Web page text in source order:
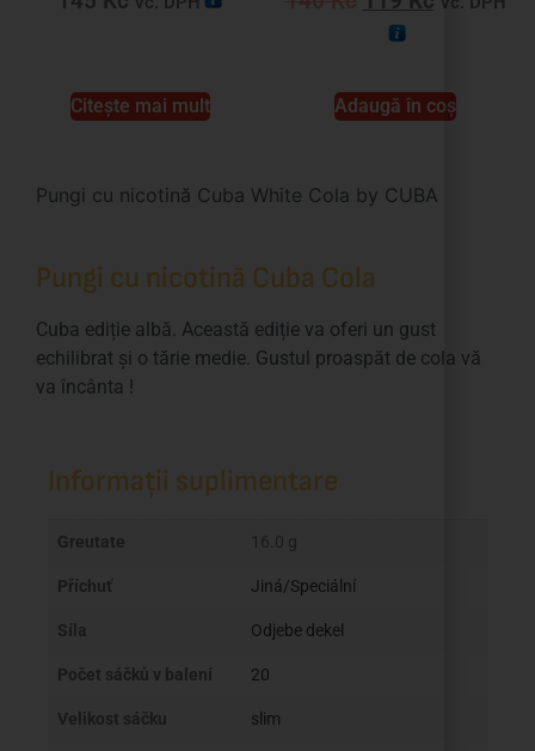
Citește mai mult Adaugă în coș
Pungi cu nicotină Cuba White Cola by CUBA
Pungi cu nicotină Cuba Cola
Cuba ediție albă. Această ediție va oferi un gust
echilibrat și o tărie medie. Gustul proaspăt de cola vă
va încânta !
Informații suplimentare
Greutate 16.0 g
Příchuť Jiná/Speciální
Síla Odjebe dekel
Počet sáčků v balení 20
Velikost sáčku slim